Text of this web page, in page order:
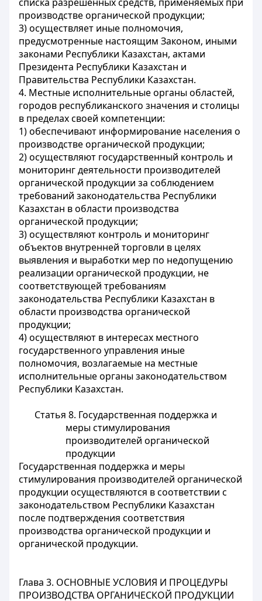
производстве органической продукции;
3) осуществляет иные полномочия,
предусмотренные настоящим Законом, иными
законами Республики Казахстан, актами
Президента Республики Казахстан и
Правительства Республики Казахстан.
4. Местные исполнительные органы областей,
городов республиканского значения и столицы
в пределах своей компетенции:
1) обеспечивают информирование населения о
производстве органической продукции;
2) осуществляют государственный контроль и
мониторинг деятельности производителей
органической продукции за соблюдением
требований законодательства Республики
Казахстан в области производства
органической продукции;
3) осуществляют контроль и мониторинг
объектов внутренней торговли в целях
выявления и выработки мер по недопущению
реализации органической продукции, не
соответствующей требованиям
законодательства Республики Казахстан в
области производства органической
продукции;
4) осуществляют в интересах местного
государственного управления иные
полномочия, возлагаемые на местные
исполнительные органы законодательством
Республики Казахстан.
Статья 8. Государственная поддержка и
меры стимулирования
производителей органической
продукции
Государственная поддержка и меры
стимулирования производителей органической
продукции осуществляются в соответствии с
законодательством Республики Казахстан
после подтверждения соответствия
производства органической продукции и
органической продукции.
Глава 3. ОСНОВНЫЕ УСЛОВИЯ И ПРОЦЕДУРЫ
ПРОИЗВОДСТВА ОРГАНИЧЕСКОЙ ПРОДУКЦИИ